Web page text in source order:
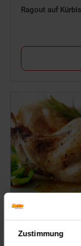
Zustimmung
Ragout auf
Geschmortes